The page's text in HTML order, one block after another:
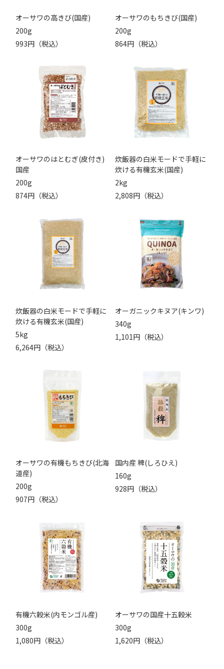
オーサワの高きび(国産)
200g
993円（税込）
オーサワのもちきび(国産)
200g
864円（税込）
オーサワのはとむぎ(皮付き)
国産
200g
874円（税込）
炊飯器の白米モードで手軽に
炊ける有機玄米(国産)
2kg
2,808円（税込）
炊飯器の白米モードで手軽に
炊ける有機玄米(国産)
5kg
6,264円（税込）
オーガニックキヌア(キンワ)
340g
1,101円（税込）
オーサワの有機もちきび(北海
道産)
200g
907円（税込）
国内産 稗(しろひえ)
160g
928円（税込）
有機六穀米(内モンゴル産)
300g
1,080円（税込）
オーサワの国産十五穀米
300g
1,620円（税込）